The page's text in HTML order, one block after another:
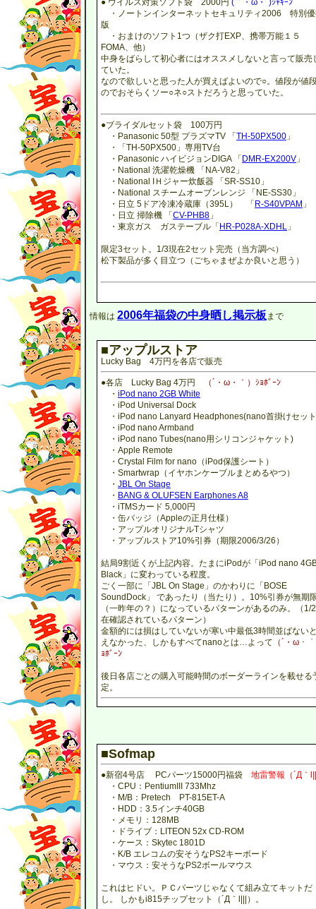
・ノートンインターネットセキュリティ2006 特別
版
・おまけのソフト1つ（ザク打EXP、携帯万能１５
FOMA、他）
中身をばらして初心者にはオススメしないと言って販売
ていた。
なので欲しいと思った人が買えばよいので○。値段が値
のでおそらくソー○ネ○ストだろうと思っていた。
●ブライダルセット袋 100万円
・Panasonic 50型 プラズマTV 「TH-50PX500 」
・「TH-50PX500」専用TV台
・Panasonic ハイビジョンDIGA 「DMR-EX200V 」
・National 洗濯乾燥機 「NA-V82」
・National IＨジャー炊飯器 「SR-SS10」
・National スチームオーブンレンジ 「NE-SS30」
・日立 5ドア冷凍冷蔵庫（395L） 「R-S40VPAM 」
・日立 掃除機 「CV-PHB8 」
・東京ガス ガステーブル「HR-P028A-XDHL 」
限定3セット。1/3現在2セット完売（当方調べ）
松下製品が多く目立つ（ごちゃまぜよか良いと思う）
情報は 2006年福袋の中身晒し掲示板 まで
■アップルストア
Lucky Bag 4万円を各店で販売
●各店 Lucky Bag 4万円
（´・ω・｀）ｼｮﾎﾞｰﾝ
・ iPod nano 2GB White
・iPod Universal Dock
・iPod nano Lanyard Headphones(nano首掛けセッ
・iPod nano Armband
・iPod nano Tubes(nano用シリコンジャケット)
・Apple Remote
・Crystal Film for nano（iPod保護シート）
・Smartwrap（イヤホンケーブルまとめるやつ）
・ JBL On Stage
・ BANG & OLUFSEN Earphones A8
・iTMSカード 5,000円
・缶バッジ（Appleの正月仕様）
・アップルオリジナルTシャツ
・アップルストア10%引券（期限2006/3/26）
結局9割近くが上記内容。たまにiPodが「iPod nano
Black」に変わっている程度。
ごく一部に「JBL On Stage」のかわりに「BOSE
SoundDock」 であったり（当たり）。10%引券が無期
（一昨年の？）になっているパターンがあるのみ。（1/
在確認されているパターン）
金額的には損はしていないが寒い中最低3時間並ばない
えなかった、しかもすべてnanoとは…よって （´・ω・
ｮﾎﾞｰﾝ
後日各店ごとの購入可能時間のボーダーラインを載せる
定。
■Sofmap
●新宿4号店 PCパーツ15000円福袋 地雷警報（´Д｀
・CPU：PentiumIII 733Mhz
・M/B：Pretech PT-815ET-A
・HDD：3.5インチ40GB
・メモリ：128MB
・ドライブ：LITEON 52x CD-ROM
・ケース：Skytec 1801D
・K/B エレコムの安そうなPS2キーボード
・マウス：安そうなPS2ボールマウス
これはヒドい。ＰＣパーツじゃなくて組み立てキットだ
し。 しかもi815チップセット（´Д｀l|||）。